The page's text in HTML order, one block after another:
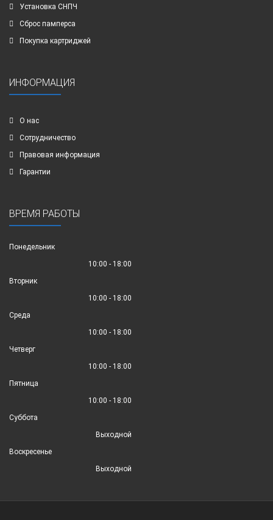
Установка СНПЧ
Сброс памперса
Покупка картриджей
ИНФОРМАЦИЯ
О нас
Сотрудничество
Правовая информация
Гарантии
ВРЕМЯ РАБОТЫ
Понедельник
10:00 - 18:00
Вторник
10:00 - 18:00
Среда
10:00 - 18:00
Четверг
10:00 - 18:00
Пятница
10:00 - 18:00
Суббота
Выходной
Воскресенье
Выходной